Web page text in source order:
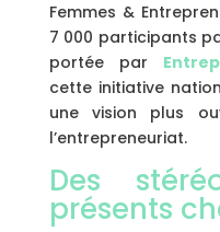
Femmes &
7 000 participants
portée par
cette initiative
une vision plus
l’entrepreneuriat.
Des
présents